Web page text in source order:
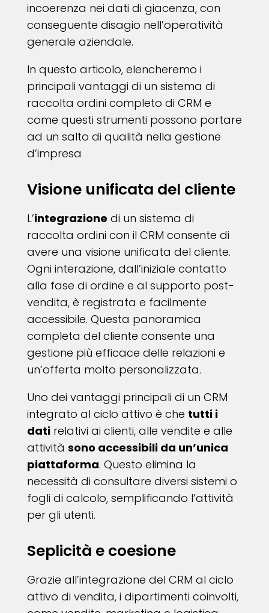
incoerenza nei dati di giacenza, con
conseguente disagio nell’operatività
generale aziendale.
In questo articolo, elencheremo i
principali vantaggi di un sistema di
raccolta ordini completo di CRM e
come questi strumenti possono portare
ad un salto di qualità nella gestione
d’impresa
Visione unificata del cliente
L’integrazione di un sistema di
raccolta ordini con il CRM consente di
avere una visione unificata del cliente.
Ogni interazione, dall’iniziale contatto
alla fase di ordine e al supporto post-
vendita, è registrata e facilmente
accessibile. Questa panoramica
completa del cliente consente una
gestione più efficace delle relazioni e
un’offerta molto personalizzata.
Uno dei vantaggi principali di un CRM
integrato al ciclo attivo è che tutti i
datirelativi ai clienti, alle vendite e alle
attività sono accessibili da un’unica
piattaforma. Questo elimina la
necessità di consultare diversi sistemi o
fogli di calcolo, semplificando l’attività
per gli utenti.
Seplicità e coesione
Grazie all’integrazione del CRM al ciclo
attivo di vendita, i dipartimenti coinvolti,